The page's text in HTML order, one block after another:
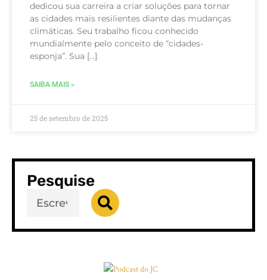
dedicou sua carreira a criar soluções para tornar
as cidades mais resilientes diante das mudanças
climáticas. Seu trabalho ficou conhecido
mundialmente pelo conceito de “cidades-
esponja”. Sua […]
SAIBA MAIS »
25 de setembro de 2025
Pesquise